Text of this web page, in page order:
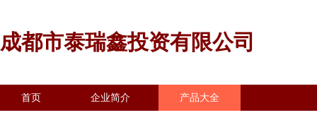
成都市泰瑞鑫投资有限公司
首页 企业简介 产品大全